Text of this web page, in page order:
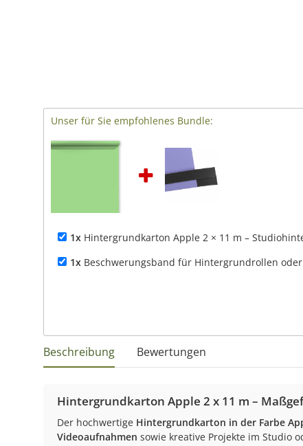
Unser für Sie empfohlenes Bundle:
1x Hintergrundkarton Apple 2 × 11 m –
1x Beschwerungsband für Hintergrundrollen oder
Beschreibung Bewertungen
Hintergrundkarton Apple 2 x 11 m –
Der hochwertige Hintergrundkarton in der Farbe
Videoaufnahmen sowie kreative Projekte im Studio